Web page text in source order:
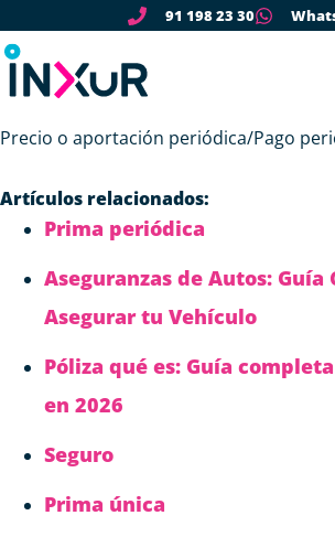
91 198 23 30
Precio o aportación periódica/Pago
Artículos relacionados:
Prima periódica
Aseguranzas de Autos: Guía
Asegurar tu Vehículo
Póliza qué es: Guía
en 2026
Seguro
Prima única